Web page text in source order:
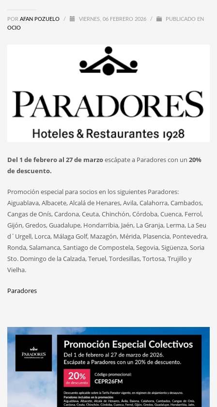
POR AFAN POZUELO / VIERNES, 06 FEBRERO 2026 /
PUBLICADO EN
OCIO
Del 1 de febrero al 27 de marzoescápate a Paradores con un 20%
de descuento.
Promoción especial para socios en los siguientes Paradores:
Aiguablava, Albacete, Alcalá de Henares, Avila, Calahorra, Cambados,
Cangas de Onís, Cardona, Ceuta, Chinchón, Córdoba, Cuenca, Ferrol,
Gijón, Gredos, Guadalupe, Hondarribia, Jaén, La Granja, Lerma, La Seu
d´Urgell, Lorca, Málaga Golf, Mazagón, Mérida, Plasencia, Pontevedra,
Ronda, Salamanca, Santiago de Compostela, Segovia, Sigüenza, Soria
Sto. Domingo de la Calzada, Teruel, Tordesillas, Tortosa, Trujillo y
Vielha.
Paradores